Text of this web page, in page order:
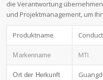
die Verantwortung
und Projektmanagement, um
Produktname
Markenname MTI
Ort der Herkunft